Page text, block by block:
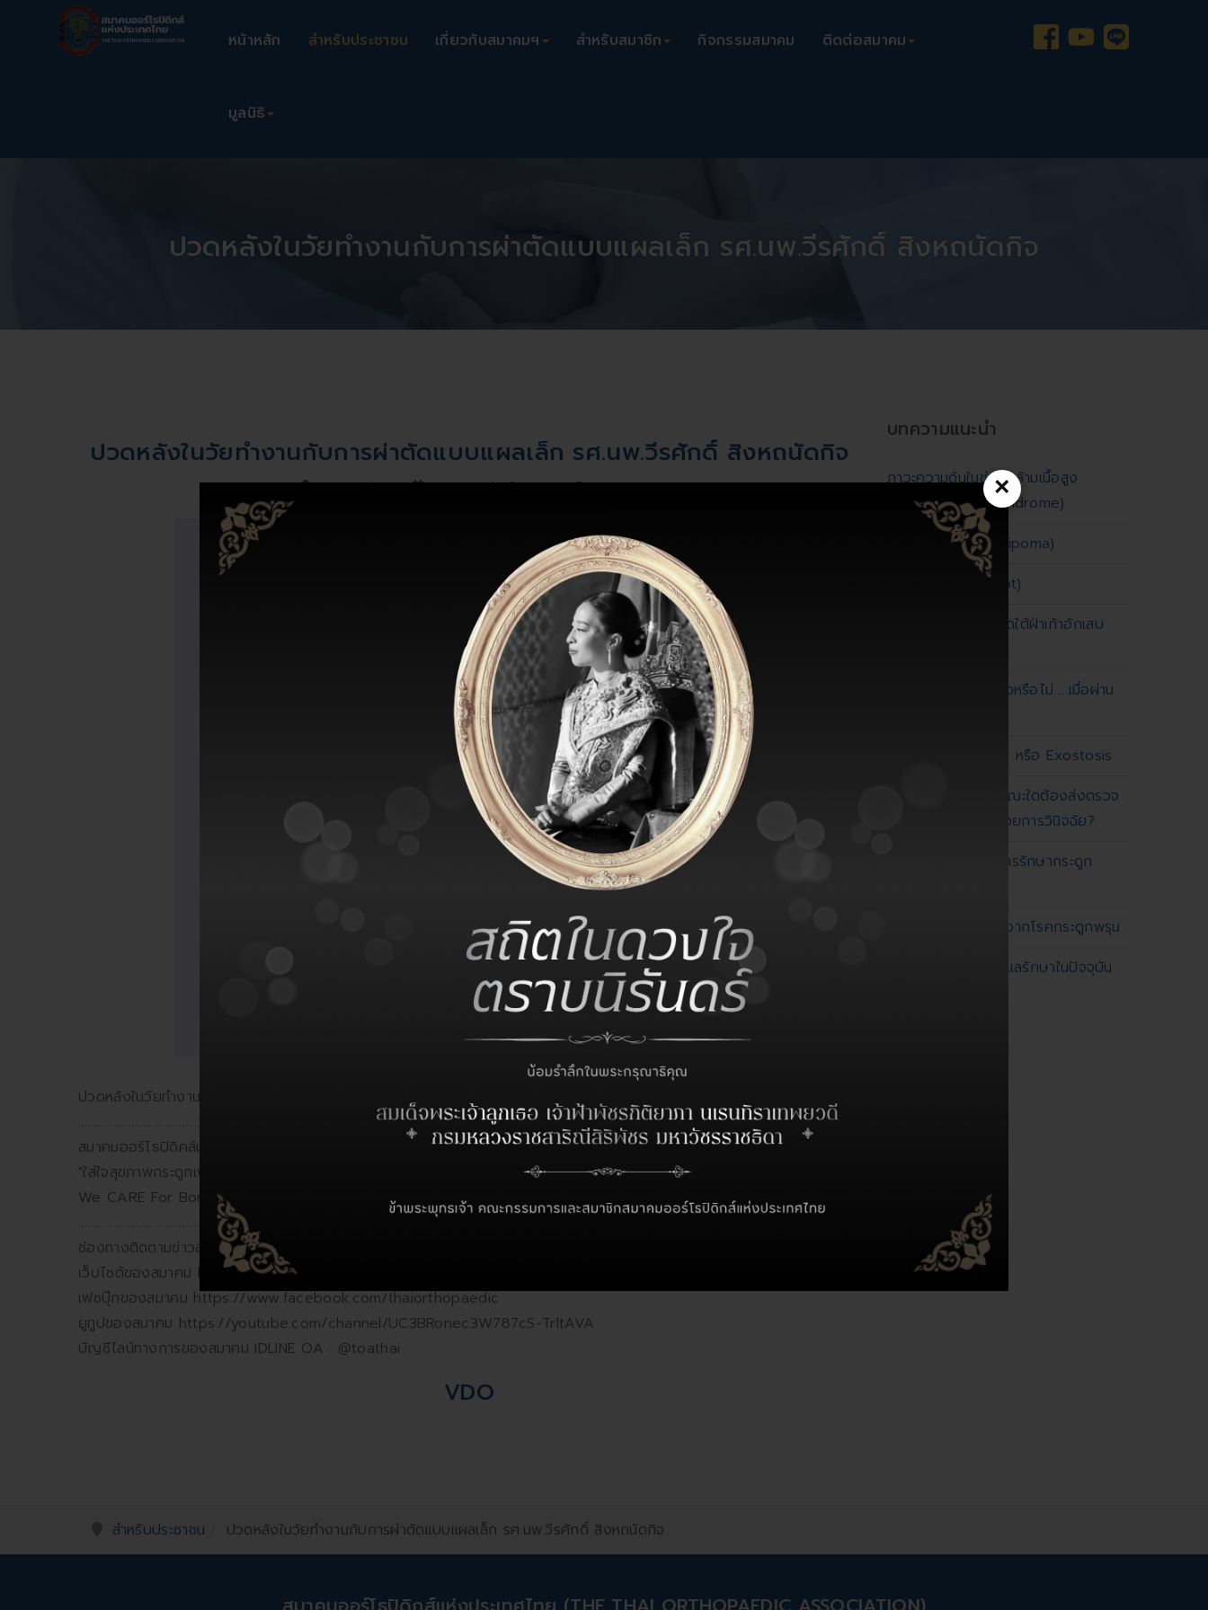
หน้าหลัก สำหรับประชาชน เกี่ยวกับสมาคมฯ สำหรับสมาชิก กิจกรรมสมาคม ติดต่อสมาคม
มูลนิธิ
ปวดหลังในวัยทำงานกับการผ่าตัดแบบแผลเล็ก รศ.นพ.วีรศักดิ์ สิงหถนัดกิจ
ปวดหลังในวัยทำงานกับการผ่าตัดแบบแผลเล็ก รศ.นพ.วีรศักดิ์ สิงหถนัดกิจ
TOA Admin 25 กุมภาพันธ์ 2566 4334
ปวดหลังในวัยทำงานกับการผ่าตัดแบบแผลเล็ก รศ.นพ.วีรศักดิ์ สิงหถนัดกิจ #สมาคมออร์โธปิดิคส์แห่งประเทศไทย
.........................................
สมาคมออร์โธปิดิคส์แห่งประเทศไทย The Thai Orthopaedic Association (TOA)
"ใส่ใจสุขภาพกระดูกเพื่อทุกการเคลื่อนไหวของชีวิต"
We CARE For Bone Health In Every Moment Of Your Life
..........................................
ช่องทางติดตามข่าวสารสมาคมฯ
เว็บไซต์ของสมาคม http://toa.or.th/
เฟซบุ๊กของสมาคม https://www.facebook.com/thaiorthopaedic
ยูทูปของสมาคม https://youtube.com/channel/UC3BRonec3W787cS-TrltAVA
บัญชีไลน์ทางการของสมาคม IDLINE OA : @toathai
VDO
บทความแนะนำ
ภาวะความดันในช่องกล้ามเนื้อสูง
(compartment syndrome)
ก้อนเนื้องอกไขมัน (lipoma)
โรคเท้าปุก (Clubfoot)
โรครองช้ำหรือพังผืดใต้ฝ่าเท้าอักเสบ
เหล็กที่เคยผ่าตัดจะดังหรือไม่.....เมื่อผ่าน
Osteochondroma หรือ Exostosis
อาการปวดหลังลักษณะใดต้องส่งตรวจ
ภาพเอกซเรย์ เพื่อช่วยการวินิจฉัย?
5 ประเด็นสำคัญในการรักษากระดูก
กระดูกสันหลังหักยุบจากโรคกระดูกพรุน
ข้อเข่าเสื่อมและการดูแลรักษาในปัจจุบัน
สำหรับประชาชน ปวดหลังในวัยทำงานกับการผ่าตัดแบบแผลเล็ก รศ.นพ.วีรศักดิ์ สิงหถนัดกิจ
×